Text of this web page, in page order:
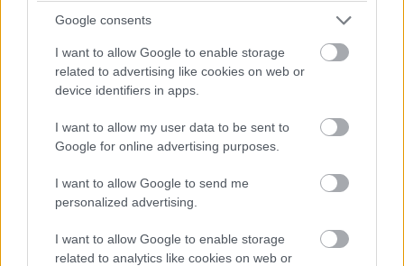
Google consents
I want to allow Google to enable storage
related to advertising like cookies on web or
device identifiers in apps.
I want to allow my user data to be sent to
Google for online advertising purposes.
I want to allow Google to send me
personalized advertising.
I want to allow Google to enable storage
related to analytics like cookies on web or